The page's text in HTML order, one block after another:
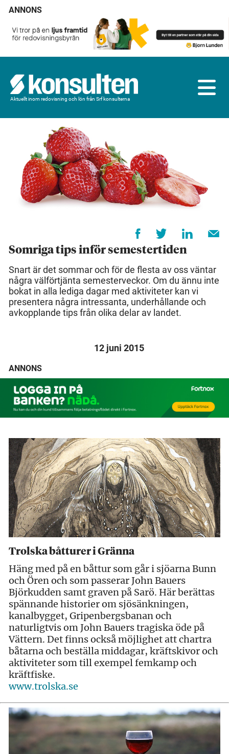
ANNONS
Aktuellt inom redovisning och lön från Srf konsulterna
Somriga tips inför semestertiden
Snart är det sommar och för de flesta av oss väntar
några välförtjänta semesterveckor. Om du ännu inte
bokat in alla lediga dagar med aktiviteter kan vi
presentera några intressanta, underhållande och
avkopplande tips från olika delar av landet.
12 juni 2015
ANNONS
Trolska båtturer i Gränna
Häng med på en båttur som går i sjöarna Bunn
och Ören och som passerar John Bauers
Björkudden samt graven på Sarö. Här berättas
spännande historier om sjösänkningen,
kanalbygget, Gripenbergsbanan och
naturligtvis om John Bauers tragiska öde på
Vättern. Det finns också möjlighet att chartra
båtarna och beställa middagar, kräftskivor och
aktiviteter som till exempel femkamp och
kräftfiske.
www.trolska.se